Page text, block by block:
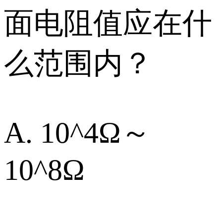
面电阻值应在什
么范围内？
A. 10^4Ω～
10^8Ω